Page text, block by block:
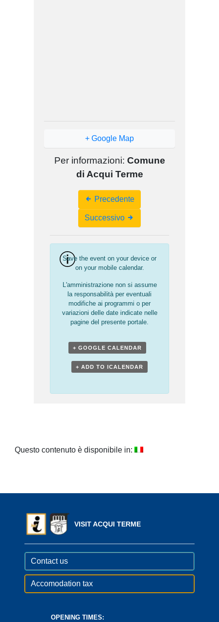
+ Google Map
Per informazioni: Comune
di Acqui Terme
Navigation
Precedente
Successivo
Save the event on your device or
on your mobile calendar.
L'amministrazione non si assume
la responsabilità per eventuali
modifiche ai programmi o per
variazioni delle date indicate nelle
pagine del presente portale.
+ GOOGLE CALENDAR
+ ADD TO ICALENDAR
Questo contenuto è disponibile in:
VISIT ACQUI TERME
Contact us
Accomodation tax
OPENING TIMES: